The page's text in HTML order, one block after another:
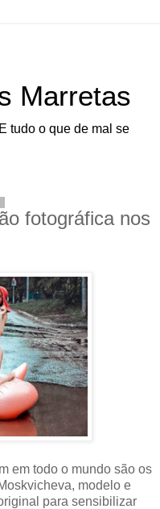
Marretas
tudo o que de mal se
fotográfica nos
em todo o mundo são os
modelo e
para sensibilizar